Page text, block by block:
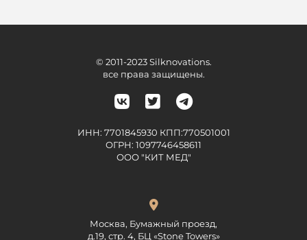
© 2011-2023 Silknovations.
все права защищены.
ИНН: 7701845930 КПП:770501001
ОГРН: 1097746458611
ООО "КИТ МЕД"
Москва, Бумажный проезд,
д.19, стр. 4, БЦ «Stone Towers»